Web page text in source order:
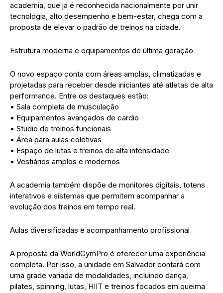
academia, que já é reconhecida nacionalmente por unir
tecnologia, alto desempenho e bem-estar, chega com a
proposta de elevar o padrão de treinos na cidade.
Estrutura moderna e equipamentos de última geração
O novo espaço conta com áreas amplas, climatizadas e
projetadas para receber desde iniciantes até atletas de alta
performance. Entre os destaques estão:
• Sala completa de musculação
• Equipamentos avançados de cardio
• Studio de treinos funcionais
• Área para aulas coletivas
• Espaço de lutas e treinos de alta intensidade
• Vestiários amplos e modernos
A academia também dispõe de monitores digitais, totens
interativos e sistemas que permitem acompanhar a
evolução dos treinos em tempo real.
Aulas diversificadas e acompanhamento profissional
A proposta da WorldGymPro é oferecer uma experiência
completa. Por isso, a unidade em Salvador contará com
uma grade variada de modalidades, incluindo dança,
pilates, spinning, lutas, HIIT e treinos focados em queima